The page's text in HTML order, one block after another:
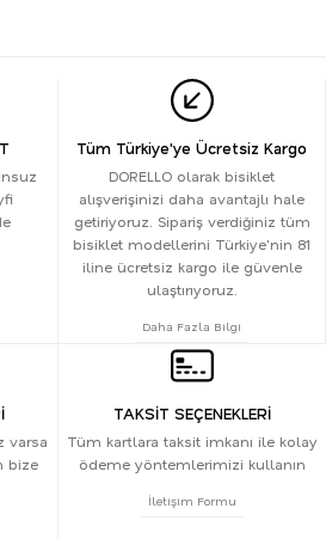
Tüm Türkiye'ye Ücretsiz Kargo
DORELLO olarak bisiklet
alışverişinizi daha avantajlı hale
getiriyoruz. Sipariş verdiğiniz tüm
bisiklet modellerini Türkiye'nin 81
iline ücretsiz kargo ile güvenle
ulaştırıyoruz.
Daha Fazla Bilgi
varsa
bize
TAKSİT SEÇENEKLERİ
Tüm kartlara taksit imkanı ile kolay
ödeme yöntemlerimizi kullanın
İletişim Formu